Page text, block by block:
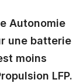
Autonomie
une batterie
moins
LFP.